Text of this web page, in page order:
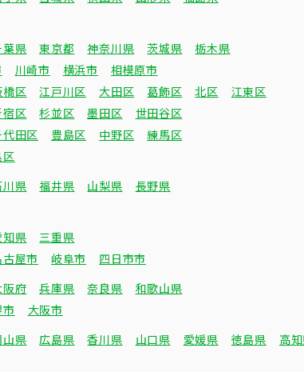
葉県 東京都 神奈川県 茨城県
栃木県
川崎市 横浜市
相模原市
橋区 江戸川区 大田区 葛飾区 北区
江東区
宿区 杉並区 墨田区
世田谷区
代田区 豊島区 中野区
練馬区
区
川県 福井県 山梨県
長野県
知県
三重県
古屋市 岐阜市 四日市市
阪府 兵庫県 奈良県
和歌山県
大阪市
山県 広島県 香川県 山口県 愛媛県 徳島県
高